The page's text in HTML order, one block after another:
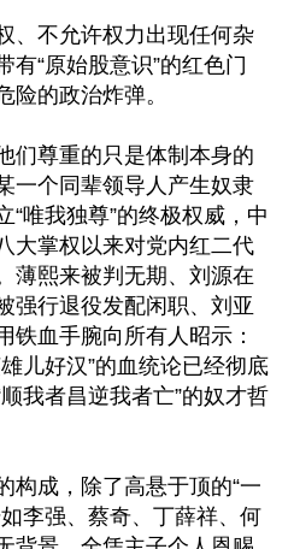
、不允许权力出现任何杂
“原始股意识”的红色门
险的政治炸弹。
们尊重的只是体制本身的
一个同辈领导人产生奴隶
“唯我独尊”的终极权威，中
大掌权以来对党内红二代
薄熙来被判无期、刘源在
强行退役发配闲职、刘亚
铁血手腕向所有人昭示：
儿好汉”的血统论已经彻底
我者昌逆我者亡”的奴才哲
构成，除了高悬于顶的“一
李强、蔡奇、丁薛祥、何